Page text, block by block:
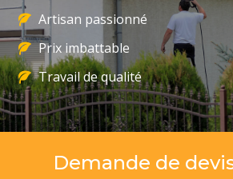
Artisan passionné
Prix imbattable
Travail de qualité
Demande de